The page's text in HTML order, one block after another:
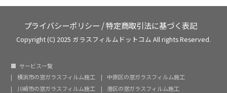
プライバシーポリシー /特定商取引法に基づく表記
Copyright (C) 2025 ガラスフィルムドットコム All rights Reserved.
サービス一覧
横浜市の窓ガラスフィルム施工
中原区の窓ガラスフィルム施工
川崎市の窓ガラスフィルム施工
港区の窓ガラスフィルム施工